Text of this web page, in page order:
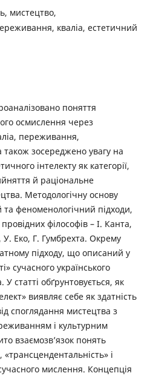
мистецтво,
кваліа, естетичний
поняття
осмислення через
переживання,
також зосереджено увагу на
інтелекту як категорії,
й раціональне
Методологічну основу
та феноменологічний підходи,
філософів – І. Канта,
Еко, Г. Гумбрехта. Окрему
підходу, що описаний у
сучасного українського
У статті обґрунтовується, як
виявляє себе як здатність
споглядання мистецтва з
і культурним
взаємозв’язок понять
і
мислення. Концепція